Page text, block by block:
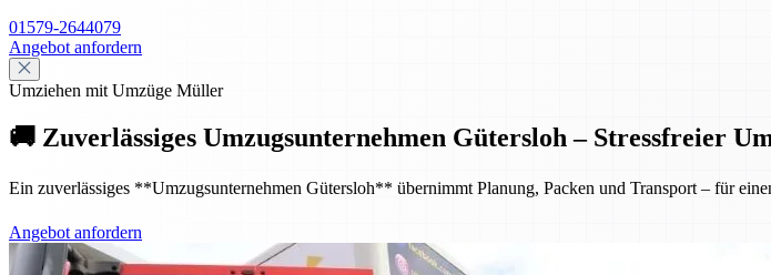
01579-2644079
Angebot anfordern
Umziehen mit Umzüge Müller
🚚 Zuverlässiges Umzugsunternehmen Gütersloh – Stressfreier
Ein zuverlässiges **Umzugsunternehmen Gütersloh** übernimmt Planung, Packen und Transport – für
Angebot anfordern